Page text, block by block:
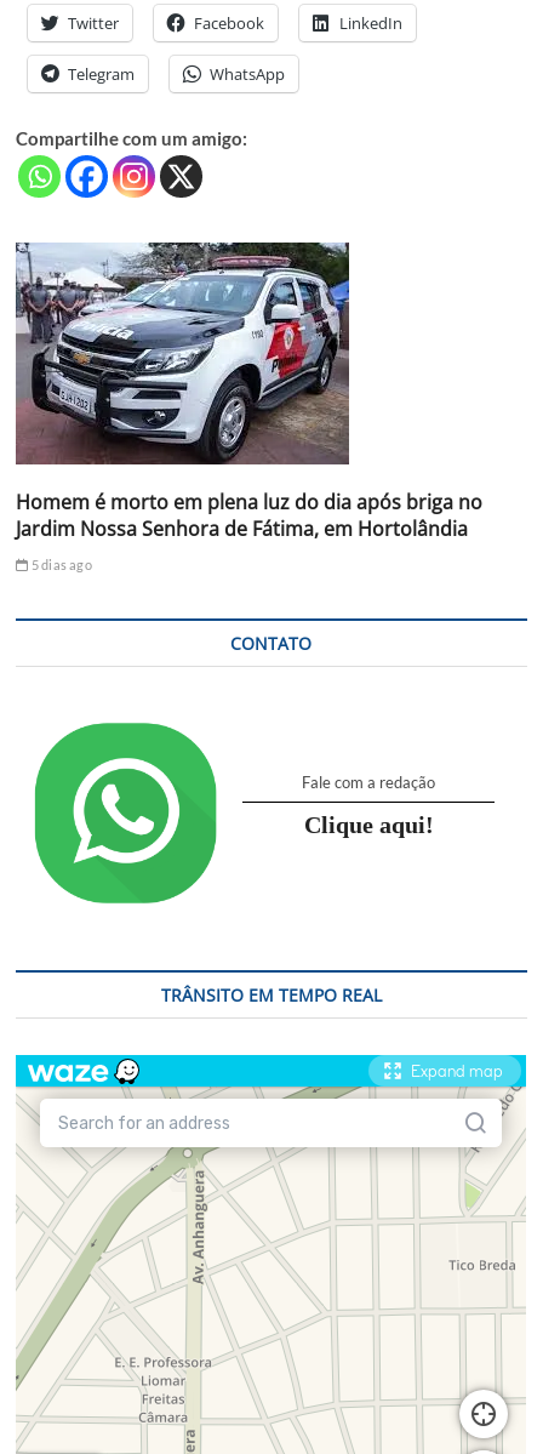
Twitter Facebook LinkedIn
Telegram WhatsApp
Compartilhe com um amigo:
Homem é morto em plena luz do dia após briga no
Jardim Nossa Senhora de Fátima, em Hortolândia
5 dias ago
CONTATO
Fale com a redação
Clique aqui!
TRÂNSITO EM TEMPO REAL